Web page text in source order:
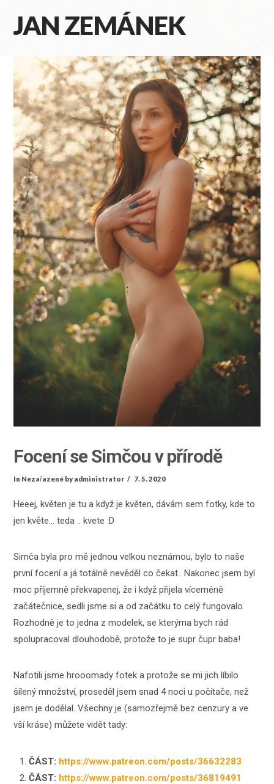
JAN ZEMÁNEK
Focení se Simčou v přírodě
In Nezařazené by administrator 7. 5. 2020
Heeej, květen je tu a když je květen, dávám sem fotky, kde to
jen květe… teda .. kvete :D
Simča byla pro mě jednou velkou neznámou, bylo to naše
první focení a já totálně nevěděl co čekat.. Nakonec jsem byl
moc příjemně překvapenej, že i když přijela víceméně
začátečnice, sedli jsme si a od začátku to celý fungovalo.
Rozhodně je to jedna z modelek, se kterýma bych rád
spolupracoval dlouhodobě, protože to je supr čupr baba!
Nafotili jsme hrooomady fotek a protože se mi jich líbilo
šílený množství, proseděl jsem snad 4 noci u počítače, než
jsem je dodělal. Všechny je (samozřejmě bez cenzury a ve
vší kráse) můžete vidět tady:
ČÁST: https://www.patreon.com/posts/36632283
ČÁST: https://www.patreon.com/posts/36819491